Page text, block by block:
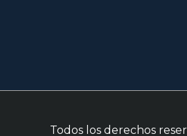
Todos los derechos